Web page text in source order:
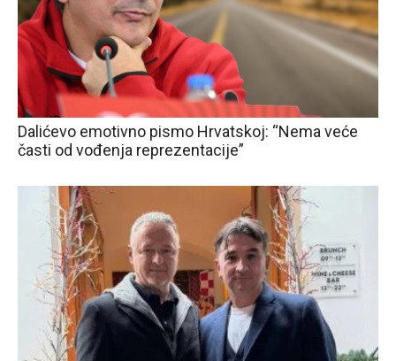
Dalićevo emotivno pismo Hrvatskoj: “Nema veće
časti od vođenja reprezentacije”